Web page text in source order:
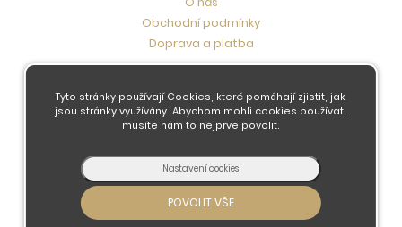
Obchodní podmínky
Doprava a platba
Kontaktujte nás
© 2026 - Developed by Insions.r.o. & Liberec
Tyto stránky používají Cookies, které pomáhají zjistit, jak
jsou stránky využívány. Abychom mohli cookies používat,
musíte nám to nejprve povolit.